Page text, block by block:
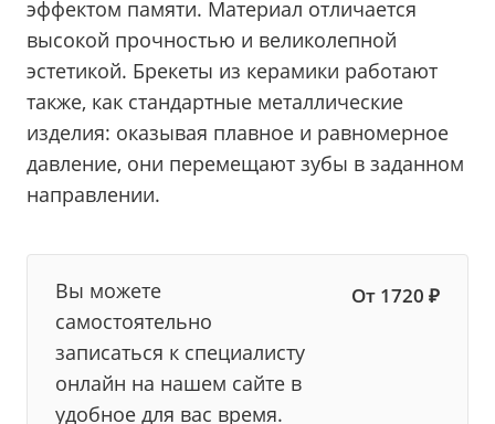
эффектом памяти. Материал отличается
высокой прочностью и великолепной
эстетикой. Брекеты из керамики работают
также, как стандартные металлические
изделия: оказывая плавное и равномерное
давление, они перемещают зубы в заданном
направлении.
Вы можете
самостоятельно
записаться к специалисту
онлайн на нашем сайте в
удобное для вас время.
От 1720 ₽